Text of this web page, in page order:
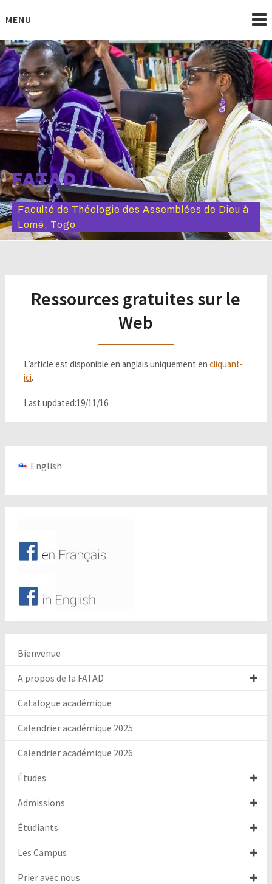
toMENU
FATAD
Faculté de Théologie des Assemblées de Dieu à
Lomé, Togo
Ressources gratuites sur le
Web
L’article est disponible en anglais uniquement en cliquant-
ici.
Last updated:19/11/16
English
Bienvenue
A propos de la FATAD
Catalogue académique
Calendrier académique 2025
Calendrier académique 2026
Études
Admissions
Étudiants
Les Campus
Prier avec nous